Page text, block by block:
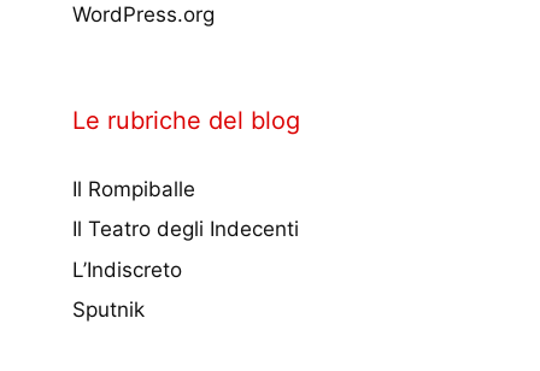
WordPress.org
Le rubriche del blog
Il Rompiballe
Il Teatro degli Indecenti
L’Indiscreto
Sputnik